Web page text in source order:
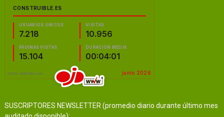
SUSCRIPTORES NEWSLETTER (promedio diario durante último mes